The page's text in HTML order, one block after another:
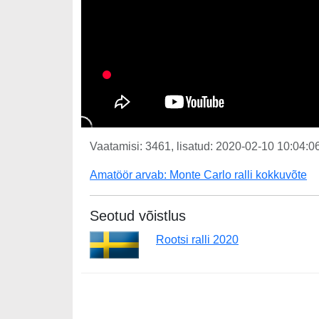
Vaatamisi: 3461, lisatud: 2020-02-10
Amatöör arvab: Monte Carlo ralli kokkuvõte
Seotud võistlus
Rootsi ralli 2020